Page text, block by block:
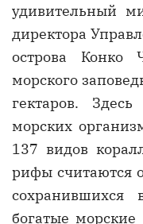
удивительный
директора
острова
морского
гектаров.
морских
137 видов
рифы считаются
сохранившихся
богатые